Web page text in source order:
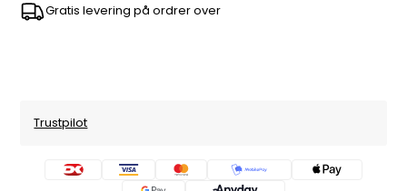
Gratis levering på ordrer over
Trustpilot